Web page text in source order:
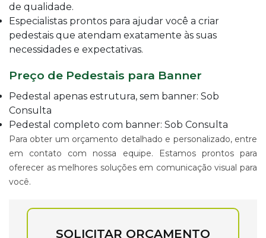
de qualidade.
Especialistas prontos para ajudar você a criar
pedestais que atendam exatamente às suas
necessidades e expectativas.
Preço de Pedestais para Banner
Pedestal apenas estrutura, sem banner: Sob
Consulta
Pedestal completo com banner: Sob Consulta
Para obter um orçamento detalhado e personalizado, entre
em contato com nossa equipe. Estamos prontos para
oferecer as melhores soluções em comunicação visual para
você.
SOLICITAR ORÇAMENTO